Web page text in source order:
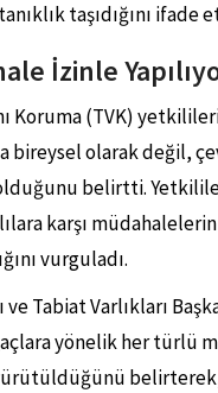
taşıdığını ifade
İzinle
Koruma (TVK)
bireysel olarak değil,
belirtti.
karşı
vurguladı.
Tabiat Varlıkları
yönelik her türlü
belirterek,